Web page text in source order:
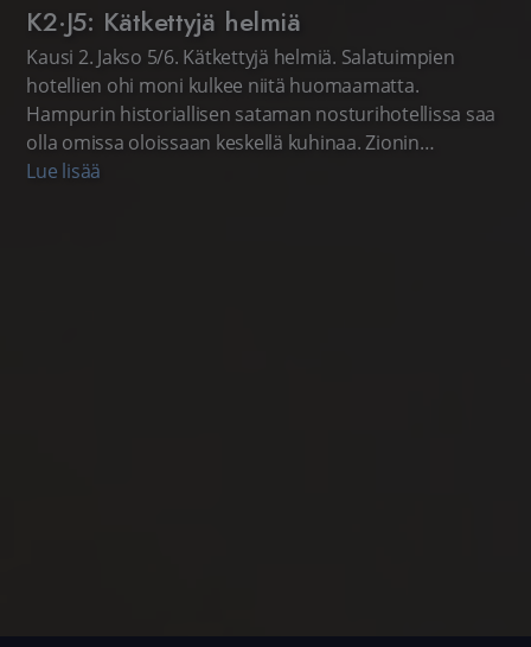
K2·J5: Kätkettyjä helmiä
Kausi 2. Jakso 5/6. Kätkettyjä helmiä. Salatuimpien
hotellien ohi moni kulkee niitä huomaamatta.
Hampurin historiallisen sataman nosturihotellissa saa
olla omissa oloissaan keskellä kuhinaa. Zionin
kansallispuistosta löytyy hieman erikoisempi
Lue lisää